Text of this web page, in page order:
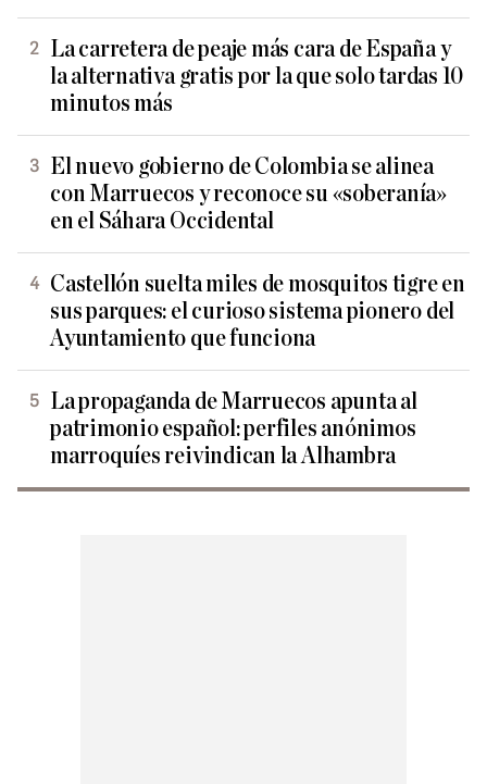
La carretera de peaje más cara de España y
la alternativa gratis por la que solo tardas 10
minutos más
El nuevo gobierno de Colombia se alinea
con Marruecos y reconoce su «soberanía»
en el Sáhara Occidental
Castellón suelta miles de mosquitos tigre en
sus parques: el curioso sistema pionero del
Ayuntamiento que funciona
La propaganda de Marruecos apunta al
patrimonio español: perfiles anónimos
marroquíes reivindican la Alhambra